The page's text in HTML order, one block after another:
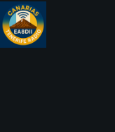
Skip
to
content